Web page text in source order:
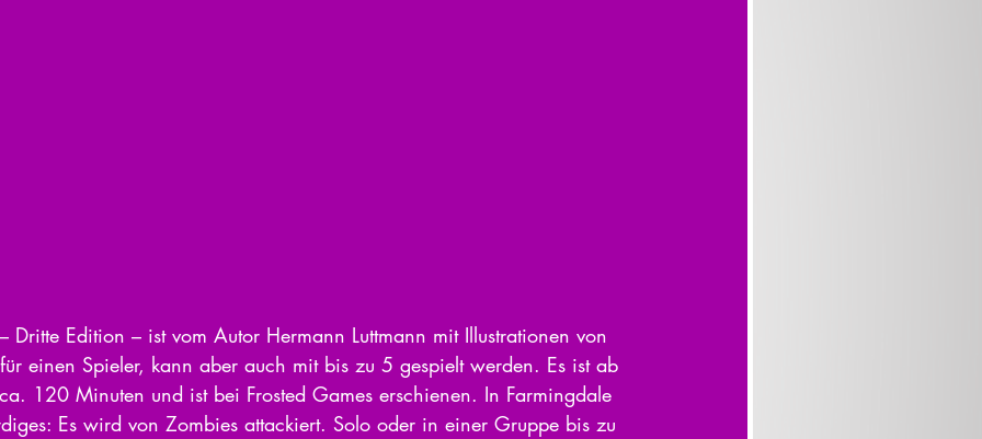
Dritte Edition – ist vom Autor Hermann Luttmann mit Illustrationen von
einen Spieler, kann aber auch mit bis zu 5 gespielt werden. Es ist ab
120 Minuten und ist bei Frosted Games erschienen. In Farmingdale
Es wird von Zombies attackiert. Solo oder in einer Gruppe bis zu